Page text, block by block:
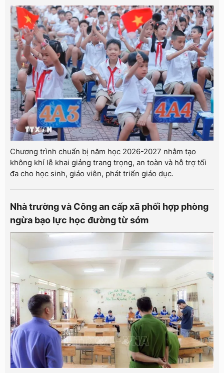
Chương trình chuẩn bị năm học 2026-2027 nhằm tạo
không khí lễ khai giảng trang trọng, an toàn và hỗ trợ tối
đa cho học sinh, giáo viên, phát triển giáo dục.
Nhà trường và Công an cấp xã phối hợp phòng
ngừa bạo lực học đường từ sớm